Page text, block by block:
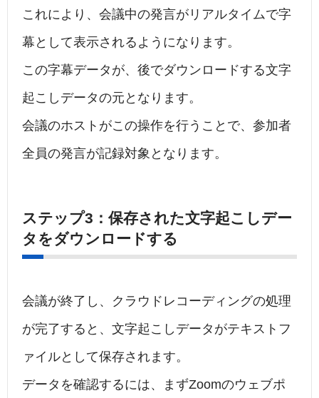
これにより、会議中の発言がリアルタイムで字
幕として表示されるようになります。
この字幕データが、後でダウンロードする文字
起こしデータの元となります。
会議のホストがこの操作を行うことで、参加者
全員の発言が記録対象となります。
ステップ3：保存された文字起こしデー
タをダウンロードする
会議が終了し、クラウドレコーディングの処理
が完了すると、文字起こしデータがテキストフ
ァイルとして保存されます。
データを確認するには、まずZoomのウェブポ